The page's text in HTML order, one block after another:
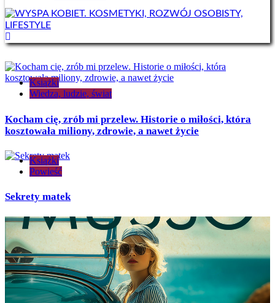
Książki
Wiedza, ludzie, świat
Kocham cię, zrób mi przelew. Historie o miłości, która
kosztowała miliony, zdrowie, a nawet życie
Książki
Powieść
Sekrety matek